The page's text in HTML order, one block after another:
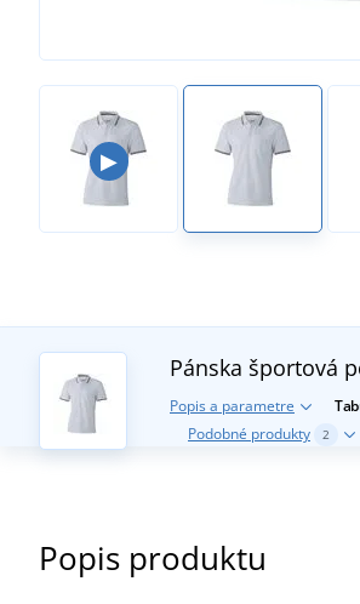
▶
Pánska športová
Popis a parametre
Podobné produkty 2
Popis produktu